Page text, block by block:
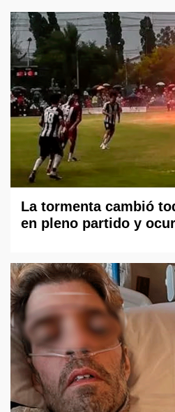
La tormenta cambió
en pleno partido y